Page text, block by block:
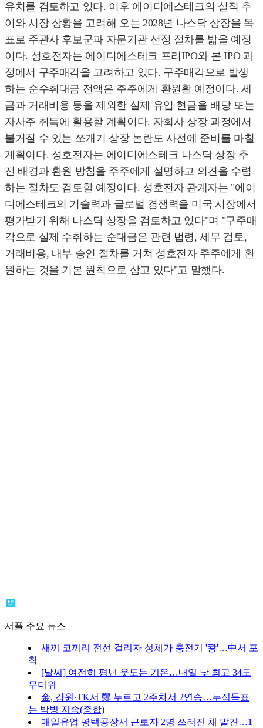
유치를 검토하고 있다. 이후 에이디에스테크의 실적 추
이와 시장 상황을 고려해 오는 2028년 나스닥 상장을 목
표로 주관사 후보군과 자문기관 선정 절차를 밟을 예정
이다. 성호전자는 에이디에스테크 프리IPO와 본 IPO 과
정에서 구주매각을 고려하고 있다. 구주매각으로 발생
하는 순수취대금 전액은 주주에게 환원활 예정이다. 세
금과 거래비용 등을 제외한 실제 유입 현금을 배당 또는
자사주 취득에 활용할 계획이다. 자회사 상장 과정에서
불거질 수 있는 쪼개기 상장 논란도 사전에 준비를 마칠
계획이다. 성호전자는 에이디에스테크 나스닥 상장 추
진 배경과 환원 방침을 주주에게 설명하고 의견을 수렴
하는 절차도 검토할 예정이다. 성호전자 관계자는 "에이
디에스테크의 기술력과 글로벌 경쟁력을 미국 시장에서
평가받기 위해 나스닥 상장을 검토하고 있다"며 "구주매
각으로 실제 수취하는 순대금은 관련 법령, 세무 검토,
거래비용, 내부 승인 절차를 거쳐 성호전자 주주에게 환
원하는 것을 기본 원칙으로 삼고 있다"고 말했다.
서플 주요 뉴스
새끼 코끼리 전선 걸리자 성체가 충전기 '쾅'…中서 포
착
[날씨] 여전히 평년 웃도는 기온…내일 낮 최고 34도
무더위
金, 강원·TK서 鄭 누르고 2주차서 2연승…누적득표
는 박빙 지속(종합)
매일유업 평택공장서 근로자 2명 쓰러진 채 발견…1